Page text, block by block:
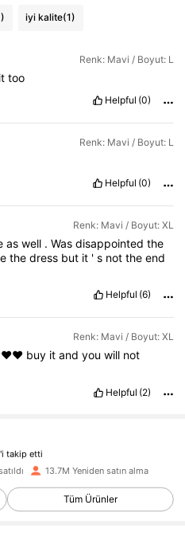
iyi kalite(1)
Renk: Mavi / Boyut: L
too
Helpful (0)
Renk: Mavi / Boyut: L
Helpful (0)
Renk: Mavi / Boyut: XL
as well . Was disappointed the
thedress but it 's nottheend
Helpful (6)
Renk: Mavi / Boyut: XL
buy itandyouwill not
Helpful (2)
'i takip etti
13.7M Yeniden satın alma
Tüm Ürünler